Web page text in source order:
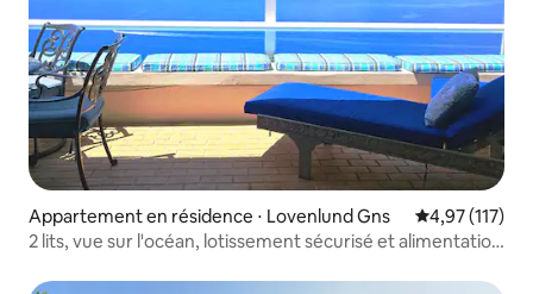
Appartement en résidence ⋅ Lovenlund Gns Évaluation
4,97 (117)
2 lits, vue sur l'océan, lotissement sécurisé et alimentation